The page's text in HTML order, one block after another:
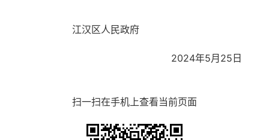
江汉区人民政府
2024年5月25日
扫一扫在手机上查看当前页面